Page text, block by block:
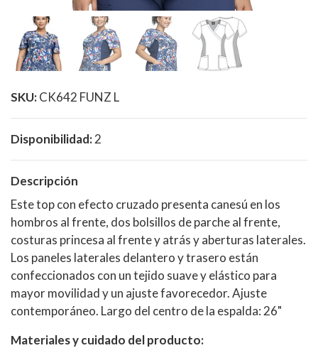
SKU:CK642 FUNZ L
Disponibilidad:2
Descripción
Este top con efecto cruzado presenta canesú en los
hombros al frente, dos bolsillos de parche al frente,
costuras princesa al frente y atrás y aberturas laterales.
Los paneles laterales delantero y trasero están
confeccionados con un tejido suave y elástico para
mayor movilidad y un ajuste favorecedor. Ajuste
contemporáneo. Largo del centro de la espalda: 26"
Materiales y cuidado del producto: